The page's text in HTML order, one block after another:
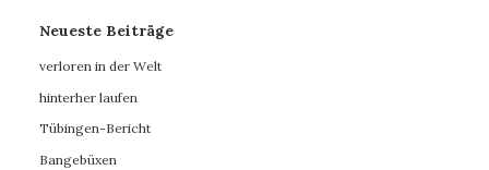
Neueste Beiträge
verloren in der Welt
hinterher laufen
Tübingen-Bericht
Bangebüxen